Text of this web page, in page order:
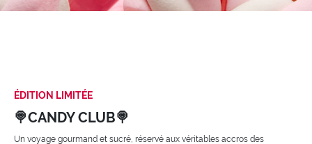
ÉDITION LIMITÉE
🍭CANDY CLUB🍭
Un voyage gourmand et sucré, réservé aux véritables accros des